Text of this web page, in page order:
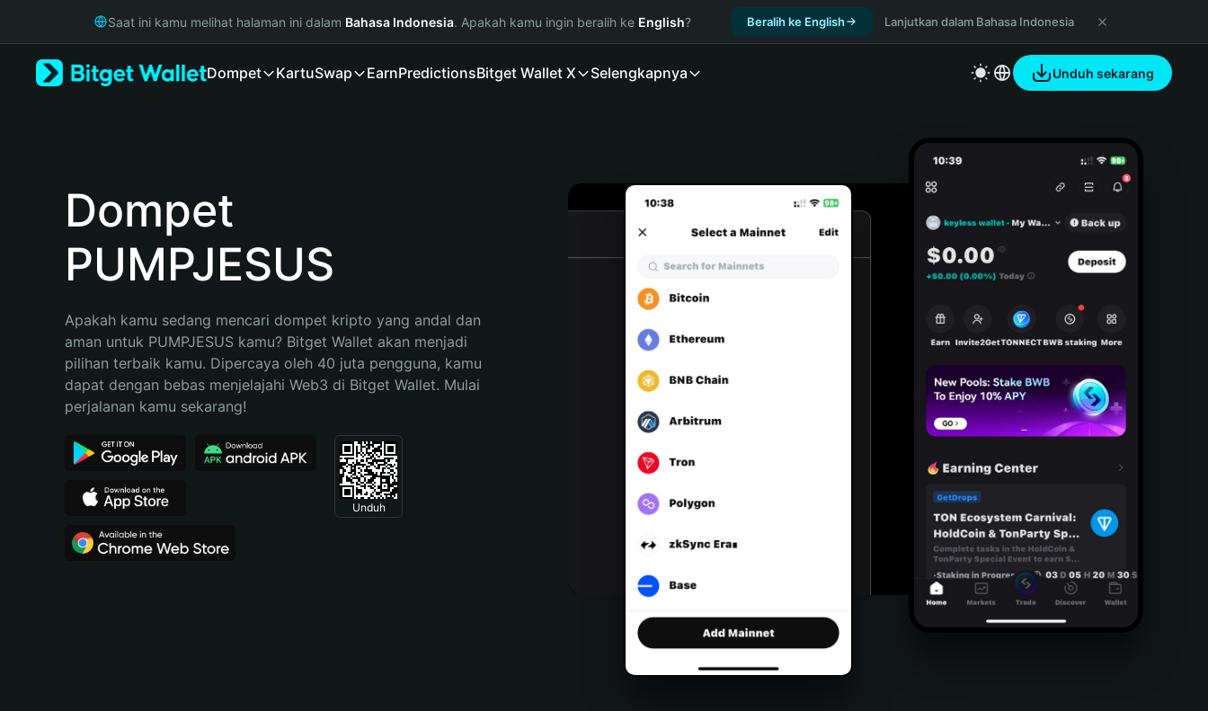
Русский
Português (Portugal)
Bahasa Indonesia
Português (Brasil)
Español (Argentina)
Saat ini kamu melihat halaman ini dalam Bahasa Indonesia. Apakah kamu ingin beralih ke English? Beralih ke English Lanjutkan dalam Bahasa Indonesia
Dompet KartuSwap EarnPredictionsBitget Wallet X Selengkapnya Unduh sekarang
Dompet
PUMPJESUS
Apakah kamu sedang mencari dompet kripto yang andal dan
aman untuk PUMPJESUS kamu? Bitget Wallet akan menjadi
pilihan terbaik kamu. Dipercaya oleh 40 juta pengguna, kamu
dapat dengan bebas menjelajahi Web3 di Bitget Wallet. Mulai
perjalanan kamu sekarang!
Unduh